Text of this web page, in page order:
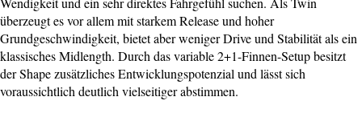
überzeugt es vor allem mit starkem Release und hoher
Grundgeschwindigkeit, bietet aber weniger Drive und Stabilität als ein
klassisches Midlength. Durch das variable 2+1-Finnen-Setup besitzt
der Shape zusätzliches Entwicklungspotenzial und lässt sich
voraussichtlich deutlich vielseitiger abstimmen.